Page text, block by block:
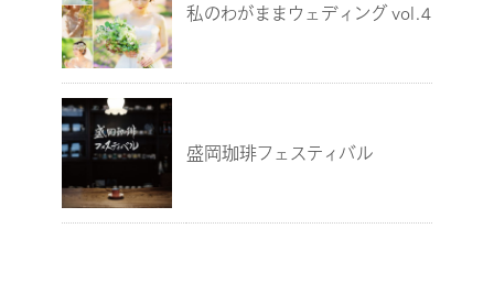
私のわがままウェディング vol.4
盛岡珈琲フェスティバル